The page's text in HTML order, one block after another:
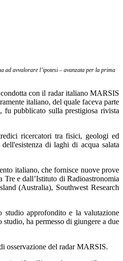
ad avvalorare l’ipotesi – avanzata per la prima
con il radar italiano MARSIS
italiano, del quale faceva parte
pubblicato sulla prestigiosa rivista
ricercatori tra fisici, geologi ed
di laghi di acqua salata
italiano, che fornisce nuove prove
e dall’Istituto di Radioastronomia
(Australia), Southwest Research
approfondito e la valutazione
ha permesso di giungere a due
osservazione del radar MARSIS.